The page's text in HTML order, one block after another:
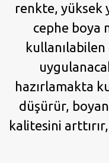
renkte, yüksek
cephe boya
kullanılabilen
hazırlamakta
düşürür,
kalitesini